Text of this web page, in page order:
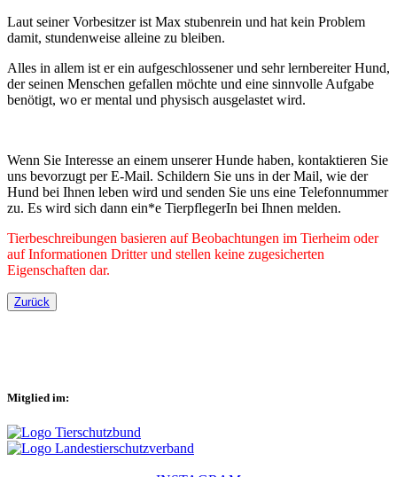
Laut seiner Vorbesitzer ist Max stubenrein und hat kein Problem
damit, stundenweise alleine zu bleiben.
Alles in allem ist er ein aufgeschlossener und sehr lernbereiter Hund,
der seinen Menschen gefallen möchte und eine sinnvolle Aufgabe
benötigt, wo er mental und physisch ausgelastet wird.
Wenn Sie Interesse an einem unserer Hunde haben, kontaktieren Sie
uns bevorzugt per E-Mail. Schildern Sie uns in der Mail, wie der
Hund bei Ihnen leben wird und senden Sie uns eine Telefonnummer
zu. Es wird sich dann ein*e TierpflegerIn bei Ihnen melden.
Tierbeschreibungen basieren auf Beobachtungen im Tierheim oder
auf Informationen Dritter und stellen keine zugesicherten
Eigenschaften dar.
Zurück
Mitglied im: